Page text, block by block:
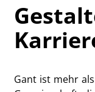
Gant ist mehr